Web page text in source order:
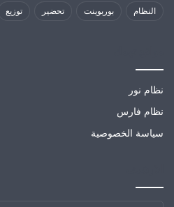
النظام بوربوينت تحضير توزيع
نظام نور
نظام فارس
سياسة الخصوصية